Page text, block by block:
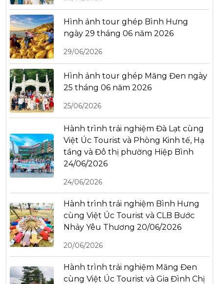
Hình ảnh tour ghép Bình Hưng
ngày 29 tháng 06 năm 2026
29/06/2026
Hình ảnh tour ghép Măng Đen ngày
25 tháng 06 năm 2026
25/06/2026
Hành trình trải nghiệm Đà Lạt cùng
Việt Úc Tourist và Phòng Kinh tế, Hạ
tầng và Đô thị phường Hiệp Bình
24/06/2026
24/06/2026
Hành trình trải nghiệm Bình Hưng
cùng Việt Úc Tourist và CLB Bước
Nhảy Yêu Thương 20/06/2026
20/06/2026
Hành trình trải nghiệm Măng Đen
cùng Việt Úc Tourist và Gia Đình Chị